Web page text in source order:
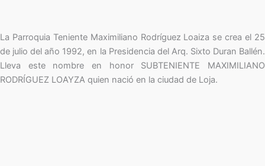
La Parroquia Teniente Maximiliano Rodríguez Loaiza se crea el 25
de julio del año 1992, en la Presidencia del Arq. Sixto Duran Ballén.
Lleva este nombre en honor SUBTENIENTE MAXIMILIANO
RODRÍGUEZ LOAYZA quien nació en la ciudad de Loja.